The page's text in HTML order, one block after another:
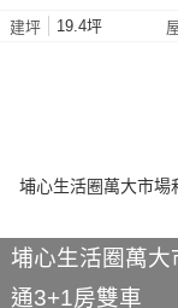
建坪 19.4坪
埔心生活圈萬
通3+1房雙車